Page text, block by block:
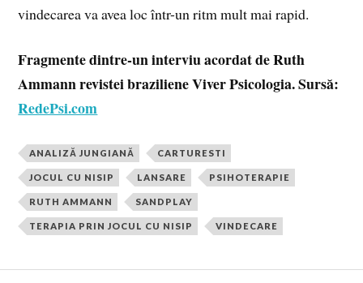
vindecarea va avea loc într-un ritm mult mai rapid.
Fragmente dintre-un interviu acordat de Ruth
Ammann revistei braziliene Viver Psicologia. Sursă:
RedePsi.com
ANALIZĂ JUNGIANĂ CARTURESTI
JOCUL CU NISIP LANSARE PSIHOTERAPIE
RUTH AMMANN SANDPLAY
TERAPIA PRIN JOCUL CU NISIP VINDECARE